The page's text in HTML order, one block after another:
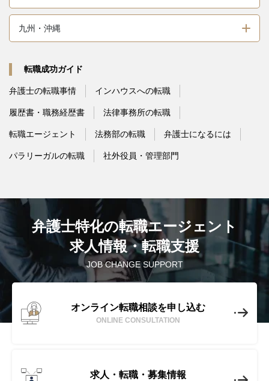
九州・沖縄
転職成功ガイド
弁護士の転職事情 インハウスへの転職
履歴書・職務経歴書 法律事務所の転職
転職エージェント 法務部の転職 弁護士になるには
パラリーガルの転職 社外役員・管理部門
JOB CHANGE SUPPORT
弁護士特化の転職エージェント
求人情報・転職支援
オンライン転職相談を申し込む
ONLINE CONSULTATION
求人・転職・募集情報